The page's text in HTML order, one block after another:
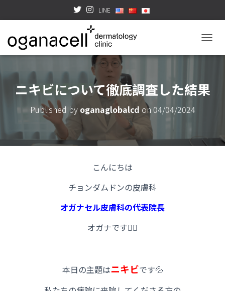
LINE
ニキビについて徹底調査した結果
Published by oganaglobalcd on 04/04/2024
こんにちは
チョンダムドンの皮膚科
オガナセル皮膚科の代表院長
オガナです🧑‍⚕️
本日の主題はニキビです💦